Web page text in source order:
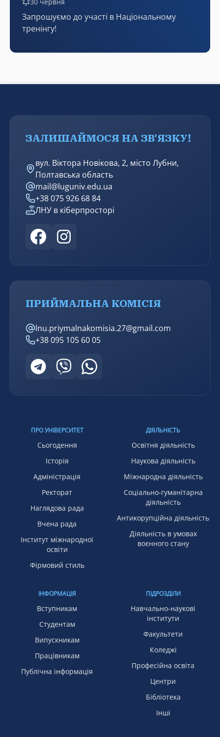
Запрошуємо до участі в Національному
тренінгу!
ЗАЛИШАЙМОСЯ НА ЗВ'ЯЗКУ!
вул. Віктора Новікова, 2, місто Лубни,
Полтавська область
mail@luguniv.edu.ua
+38 075 926 68 84
ЛНУ в кіберпросторі
ПРИЙМАЛЬНА КОМІСІЯ
lnu.priymalnakomisia.27@gmail.com
+38 095 105 60 05
ПРО УНІВЕРСИТЕТ
Сьогодення
Історія
Адміністрація
Ректорат
Наглядова рада
Вчена рада
Інститут міжнародної
освіти
Фірмовий стиль
ДІЯЛЬНІСТЬ
Освітня діяльність
Наукова діяльність
Міжнародна діяльність
Соціально-гуманітарна
діяльність
Антикорупційна діяльність
Діяльність в умовах
воєнного стану
ІНФОРМАЦІЯ
Вступникам
Студентам
Випускникам
Працівникам
Публічна інформація
ПІДРОЗДІЛИ
Навчально-наукові
інститути
Факультети
Коледжі
Професійна освіта
Центри
Бібліотека
Інші